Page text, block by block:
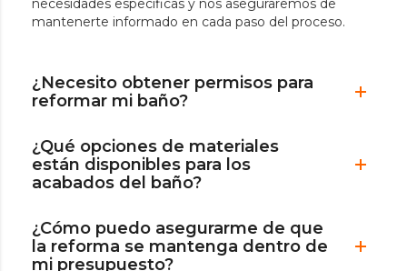
necesidades específicas y nos aseguraremos de
mantenerte informado en cada paso del proceso.
¿Necesito obtener permisos para
reformar mi baño?
¿Qué opciones de materiales
están disponibles para los
acabados del baño?
¿Cómo puedo asegurarme de que
la reforma se mantenga dentro de
mi presupuesto?